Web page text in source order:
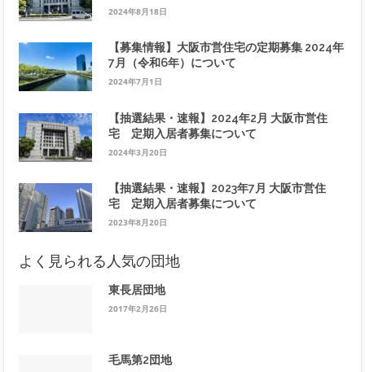
2024年8月18日
【募集情報】大阪市営住宅の定期募集 2024年
7月（令和6年）について
2024年7月1日
【抽選結果・速報】2024年2月 大阪市営住
宅 定期入居者募集について
2024年3月20日
【抽選結果・速報】2023年7月 大阪市営住
宅 定期入居者募集について
2023年8月20日
よく見られる人気の団地
東長居団地
2017年2月26日
毛馬第2団地